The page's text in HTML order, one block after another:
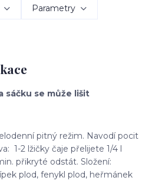
Parametry
sáčku se může lišit
pitný režim. Navodí pocit
1-2 lžičky čaje přelijete 1/4 l
přikryté odstát. Složení:
plod, fenykl plod, heřmánek